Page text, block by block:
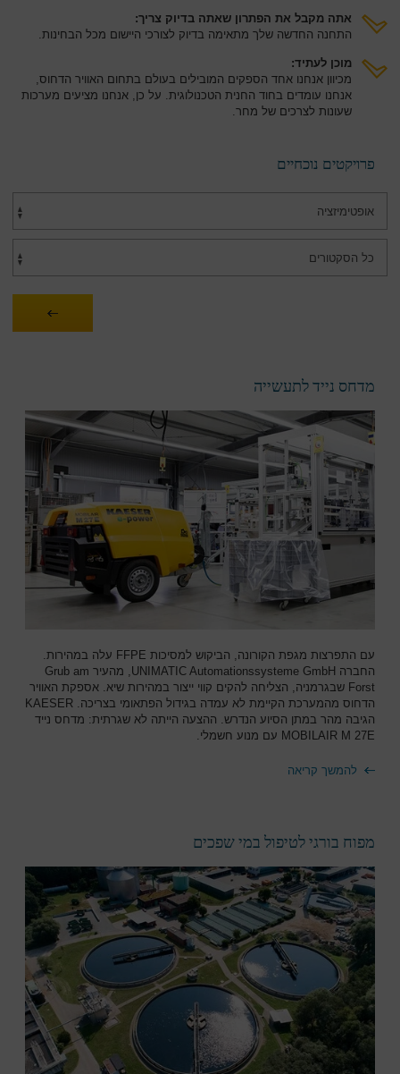
אתה מקבל את הפתרון שאתה בדיוק צריך:
התחנה החדשה שלך מתאימה בדיוק לצורכי היישום מכל הבחינות.
מוכן לעתיד:
מכיוון אנחנו אחד הספקים המובילים בעולם בתחום האוויר הדחוס,
אנחנו עומדים בחוד החנית הטכנולוגית. על כן, אנחנו מציעים מערכות
שעונות לצרכים של מחר.
פרויקטים נוכחיים
מדחס נייד לתעשייה
עם התפרצות מגפת הקורונה, הביקוש למסיכות FFPE עלה במהירות.
החברה UNIMATIC Automationssysteme GmbH, מהעיר Grub am
Forst שבגרמניה, הצליחה להקים קווי ייצור במהירות שיא. אספקת האוויר
הדחוס מהמערכת הקיימת לא עמדה בגידול הפתאומי בצריכה. KAESER
הגיבה מהר במתן הסיוע הנדרש. ההצעה הייתה לא שגרתית: מדחס נייד
MOBILAIR M 27E עם מנוע חשמלי.
להמשך קריאה
מפוח בורגי לטיפול במי שפכים